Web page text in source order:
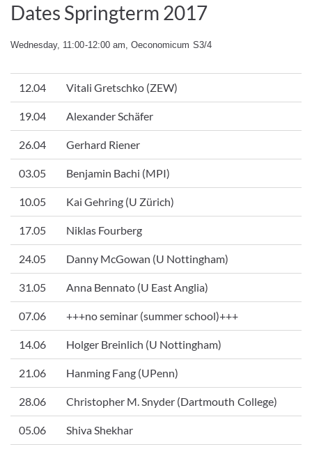
Dates Springterm 2017
Wednesday, 11:00-12:00 am, Oeconomicum S3/4
12.04 Vitali Gretschko (ZEW)
19.04 Alexander Schäfer
26.04 Gerhard Riener
03.05 Benjamin Bachi (MPI)
10.05 Kai Gehring (U Zürich)
17.05 Niklas Fourberg
24.05 Danny McGowan (U Nottingham)
31.05 Anna Bennato (U East Anglia)
07.06 +++no seminar (summer school)+++
14.06 Holger Breinlich (U Nottingham)
21.06 Hanming Fang (UPenn)
28.06 Christopher M. Snyder (Dartmouth College)
05.06 Shiva Shekhar